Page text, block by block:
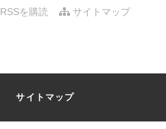
サイトマップ
RSSを購読
サイトマップ